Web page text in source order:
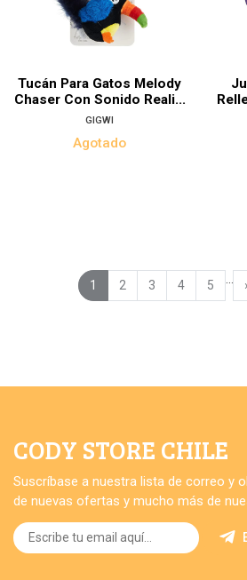
Tucán Para Gatos Melody
Chaser Con Sonido Reali...
GIGWI
Agotado
1 2 3 4 5
CODY STORE CHILE
Suscríbase a nuestra lista de correo y
de nuevas ofertas y mucho más de